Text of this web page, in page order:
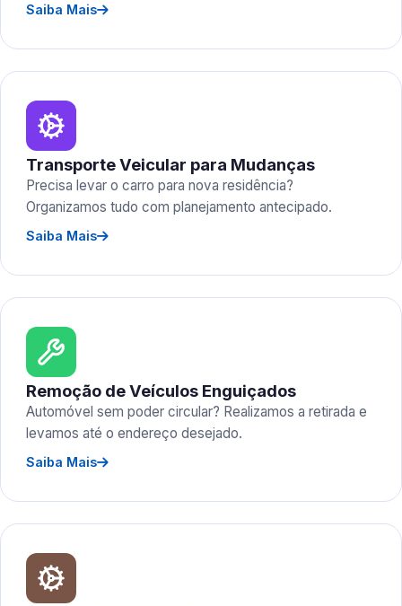
Saiba Mais
Transporte Veicular para Mudanças
Precisa levar o carro para nova residência?
Organizamos tudo com planejamento antecipado.
Saiba Mais
Remoção de Veículos Enguiçados
Automóvel sem poder circular? Realizamos a retirada e
levamos até o endereço desejado.
Saiba Mais